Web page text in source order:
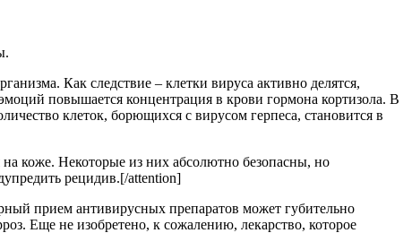
Как следствие – клетки вируса активно делятся,
повышается концентрация в крови гормона кортизола. В
клеток, борющихся с вирусом герпеса, становится в
на коже. Некоторые из них абсолютно безопасны, но
рецидив.[/attention]
прием антивирусных препаратов может губительно
Еще не изобретено, к сожалению, лекарство, которое